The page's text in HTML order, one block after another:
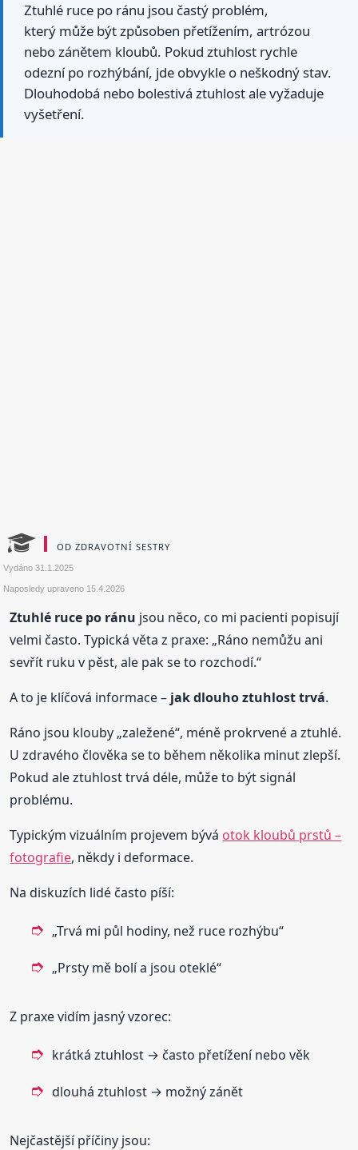
Ztuhlé ruce po ránu jsou častý problém,
který může být způsoben přetížením, artrózou
nebo zánětem kloubů. Pokud ztuhlost rychle
odezní po rozhýbání, jde obvykle o neškodný stav.
Dlouhodobá nebo bolestivá ztuhlost ale vyžaduje
vyšetření.
OD ZDRAVOTNÍ SESTRY
Vydáno31.1.2025
Naposledy upraveno 15.4.2026
Ztuhlé ruce po ránu jsou něco, co mi pacienti popisují
velmi často. Typická věta z praxe: „Ráno nemůžu ani
sevřít ruku v pěst, ale pak se to rozchodí.“
A to je klíčová informace – jak dlouho ztuhlost trvá.
Ráno jsou klouby „zaležené“, méně prokrvené a ztuhlé.
U zdravého člověka se to během několika minut zlepší.
Pokud ale ztuhlost trvá déle, může to být signál
problému.
Typickým vizuálním projevem bývá otok kloubů prstů –
fotografie, někdy i deformace.
Na diskuzích lidé často píší:
„Trvá mi půl hodiny, než ruce rozhýbu“
„Prsty mě bolí a jsou oteklé“
Z praxe vidím jasný vzorec:
krátká ztuhlost → často přetížení nebo věk
dlouhá ztuhlost → možný zánět
Nejčastější příčiny jsou: